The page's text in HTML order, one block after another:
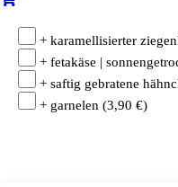
+ karamellisierter
+ fetakäse |
+ saftig gebratene
+ garnelen (3,90 €)